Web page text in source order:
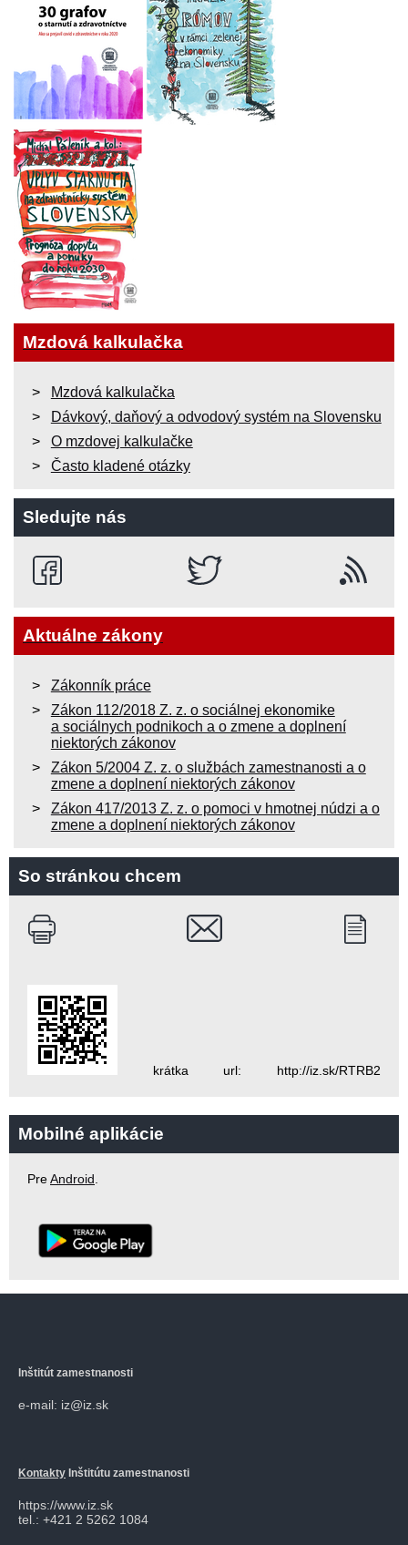
Mzdová kalkulačka
Mzdová kalkulačka
Dávkový, daňový a odvodový systém na Slovensku
O mzdovej kalkulačke
Často kladené otázky
Sledujte nás
Aktuálne zákony
Zákonník práce
Zákon 112/2018 Z. z. o sociálnej ekonomike
a sociálnych podnikoch a o zmene a doplnení
niektorých zákonov
Zákon 5/2004 Z. z. o službách zamestnanosti a o
zmene a doplnení niektorých zákonov
Zákon 417/2013 Z. z. o pomoci v hmotnej núdzi a o
zmene a doplnení niektorých zákonov
So stránkou chcem
krátka url: http://iz.sk/RTRB2
Mobilné aplikácie
PreAndroid
Inštitút zamestnanosti
e-mail: iz@iz.sk
Kontakty Inštitútu zamestnanosti
https://www.iz.sk
tel.: +421 2 5262 1084